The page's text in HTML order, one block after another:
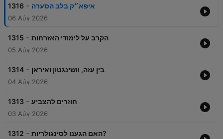
1316 - איפא״ק בלב הסערה
06 Αύγ 2026
1315 - הקרב על לימודי האזרחות
05 Αύγ 2026
1314 - בין עזה, וושינגטון ואיראן
04 Αύγ 2026
1313 - חוזרים להצביע
03 Αύγ 2026
1312 - האם הגענו לסינגולריות?